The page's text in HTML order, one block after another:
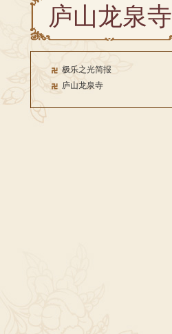
庐山龙泉寺
极乐之光简报
庐山龙泉寺